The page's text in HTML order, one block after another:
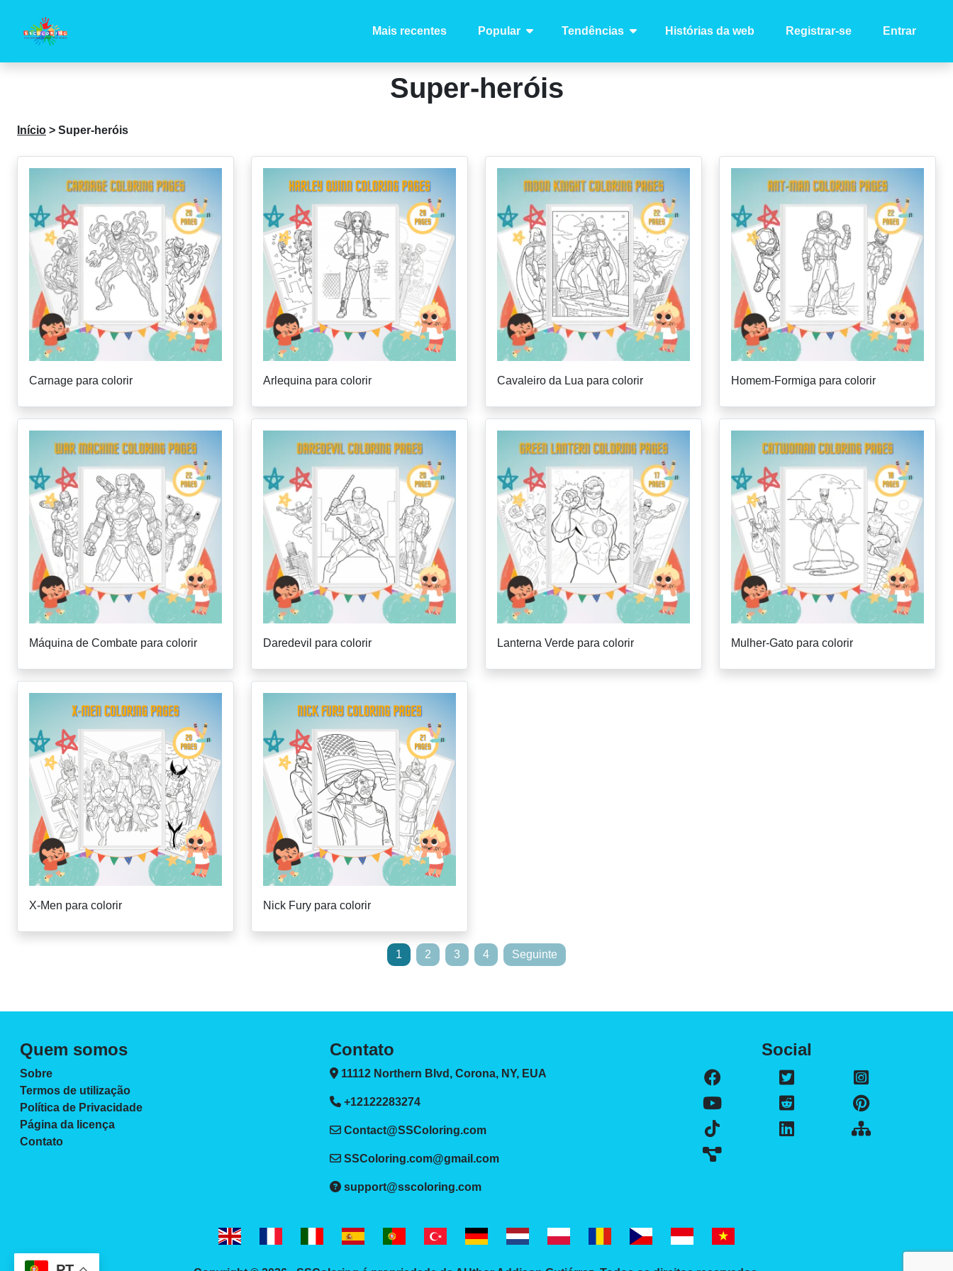
Mais recentes Popular Tendências Histórias da web Registrar-se Entrar
Super-heróis
Início > Super-heróis
Carnage para colorir Arlequina para colorir Cavaleiro da Lua para colorir Homem-Formiga para colorir
Máquina de Combate para colorir Daredevil para colorir Lanterna Verde para colorir Mulher-Gato para colorir
X-Men para colorir Nick Fury para colorir
postagens
1 2 3 4 Seguinte
Quem somos
Sobre
Termos de utilização
Política de Privacidade
Página da licença
Contato
Contato
11112 Northern Blvd, Corona, NY, EUA
+12122283274
Contact@SSColoring.com
SSColoring.com@gmail.com
support@sscoloring.com
Social